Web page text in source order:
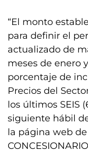
“El monto
para definir el
actualizado de
meses de enero
porcentaje de
Precios del
los últimos SEIS
siguiente hábil
la página web de